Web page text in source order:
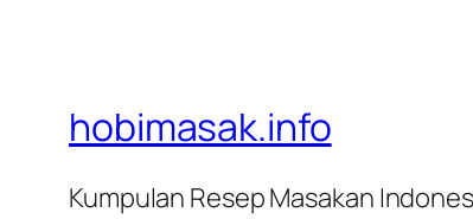
hobimasak.info
Kumpulan Resep Masakan